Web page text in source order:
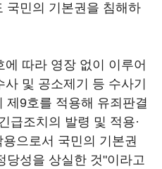
국민의 기본권을 침해하
따라 영장 없이 이루어
및 공소제기 등 수사기
제9호를 적용해 유죄판결
급조치의 발령 및 적용·
으로서 국민의 기본권
당성을 상실한 것"이라고